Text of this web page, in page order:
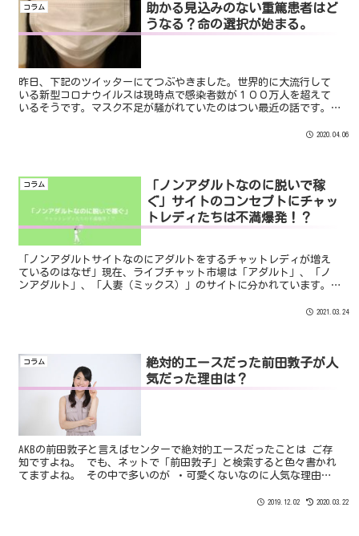
コラム
助かる見込みのない重篤患者はど
うなる？命の選択が始まる。
昨日、下記のツイッターにてつぶやきました。世界的に大流行して
いる新型コロナウイルスは現時点で感染者数が１００万人を超えて
いるそうです。マスク不足が騒がれていたのはつい最近の話です。
2020.04.06
コラム
「ノンアダルトなのに脱いで稼
ぐ」サイトのコンセプトにチャッ
トレディたちは不満爆発！？
「ノンアダルトサイトなのにアダルトをするチャットレディが増え
ているのはなぜ」現在、ライブチャット市場は「アダルト」、「ノ
ンアダルト」、「人妻（ミックス）」のサイトに分かれています。
2021.03.24
コラム
絶対的エースだった前田敦子が人
気だった理由は？
AKBの前田敦子と言えばセンターで絶対的エースだったことは ご存
知ですよね。 でも、ネットで「前田敦子」と検索すると色々書かれ
てますよね。 その中で多いのが ・可愛くないなのに人気な理由は
2019.12.02 2020.03.22